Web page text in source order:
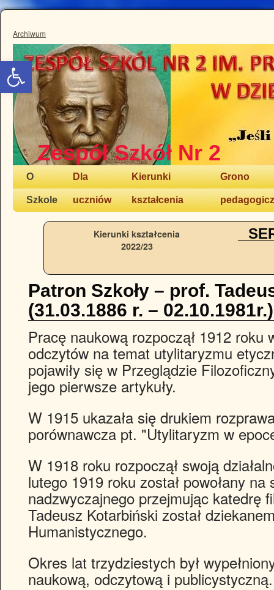
Otwórz pasek narzędzi
Archiwum
Zespół Szkół Nr 2
O
Szkole
Dla
uczniów
Kierunki
kształcenia
Grono
Kierunki kształcenia
2022/23
Patron Szkoły – prof.
(31.03.1886 r. – 02.10.1981r.)
Pracę naukową rozpoczął 1912 roku
odczytów na temat utylitaryzmu
pojawiły się w Przeglądzie
jego pierwsze artykuły.
W 1915 ukazała się drukiem
porównawcza pt. Utylitaryzm w
W 1918 roku rozpoczął swoją
lutego 1919 roku został powołany
nadzwyczajnego przejmując katedrę
Tadeusz Kotarbiński został
Humanistycznego.
Okres lat trzydziestych był
naukową, odczytową i publicystyczną.